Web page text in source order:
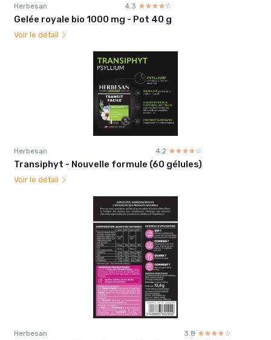
Herbesan 4.3 ☆☆☆☆☆
★★★★★
Gelée royale bio 1000 mg - Pot 40 g
Voir le détail
Herbesan 4.2 ☆☆☆☆☆
★★★★★
Transiphyt - Nouvelle formule (60 gélules)
Voir le détail
Herbesan 3.8 ☆☆☆☆☆
★★★★★